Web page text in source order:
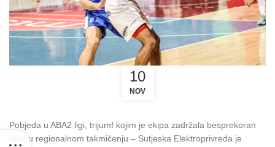
10
NOV
Pobjeda u ABA2 ligi, trijumf kojim je ekipa zadržala besprekoran
skor u regionalnom takmičenju – Sutjeska Elektroprivreda je